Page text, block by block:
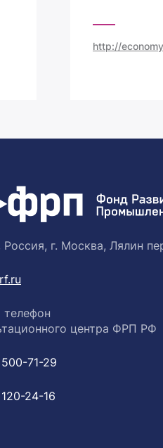
http://
Россия, г. Москва, Лялин
центра ФРП РФ
71-29
24-16